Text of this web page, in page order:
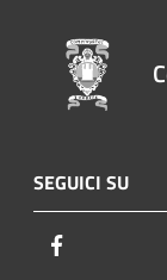
SEGUICI SU